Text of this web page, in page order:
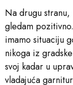
Na drugu stranu,
gledam
imamo situaciju
nikoga iz
svoj kadar u
vladajuća